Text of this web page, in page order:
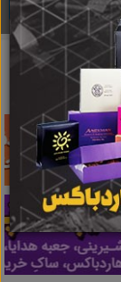
برای برچسب